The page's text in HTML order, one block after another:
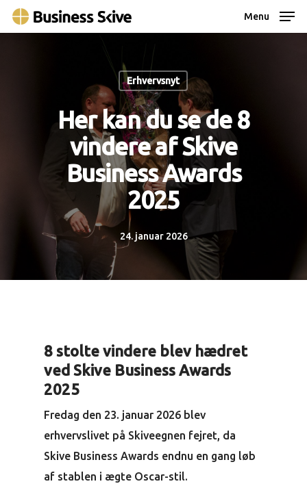
Skip
to
Menu
Erhvervsnyt
Her kan du se de 8
vindere af Skive
Business Awards
2025
24. januar 2026
8 stolte vindere blev hædret
ved Skive Business Awards
2025
Fredag den 23. januar 2026 blev
erhvervslivet på Skiveegnen fejret, da
Skive Business Awards endnu en gang løb
af stablen i ægte Oscar-stil.